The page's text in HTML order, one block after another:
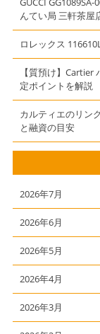
んてい局 三軒茶屋
ロレックス
【質預け】Cartier
定ポイントを解説
カルティエのリン
と融資の目安
2026年7月
2026年6月
2026年5月
2026年4月
2026年3月